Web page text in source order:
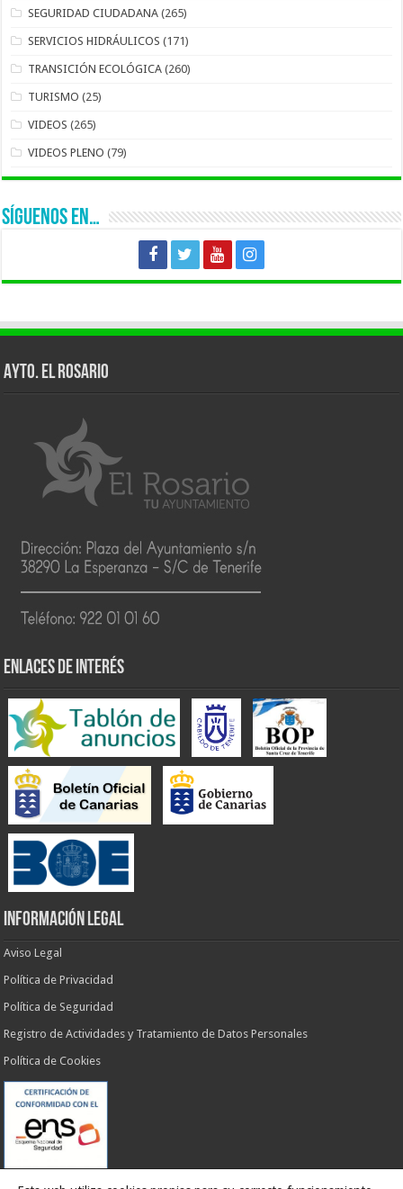
SEGURIDAD CIUDADANA (265)
SERVICIOS HIDRÁULICOS (171)
TRANSICIÓN ECOLÓGICA (260)
TURISMO (25)
VIDEOS (265)
VIDEOS PLENO (79)
SÍGUENOS EN…
AYTO. EL ROSARIO
ENLACES DE INTERÉS
INFORMACIÓN LEGAL
Aviso Legal
Política de Privacidad
Política de Seguridad
Registro de Actividades y Tratamiento de Datos Personales
Política de Cookies